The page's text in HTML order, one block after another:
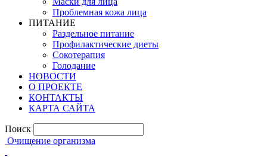
Проблемная кожа лица
ПИТАНИЕ
Раздельное питание
Профилактические диеты
Сокотерапия
Голодание
НОВОСТИ
О ПРОЕКТЕ
КОНТАКТЫ
КАРТА САЙТА
Поиск
Очищение организма